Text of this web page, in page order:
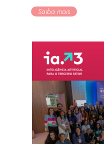
Saiba mais